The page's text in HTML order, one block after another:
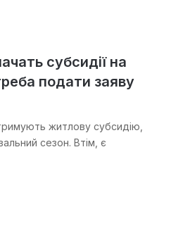
субсидії на
подати заяву
житлову субсидію,
сезон. Втім, є